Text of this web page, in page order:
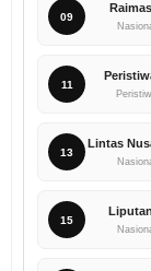
09
11
13
Lintas
15